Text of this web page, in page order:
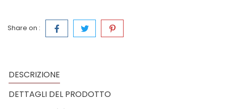
Share on :
DESCRIZIONE
DETTAGLI DEL PRODOTTO